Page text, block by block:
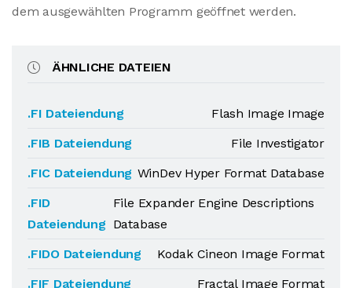
dem ausgewählten Programm geöffnet werden.
ÄHNLICHE DATEIEN
.FI Dateiendung
Flash Image Image
.FIB Dateiendung
File Investigator
.FIC Dateiendung WinDev Hyper Format Database
.FID
Dateiendung
File Expander Engine Descriptions
Database
.FIDO Dateiendung
Kodak Cineon Image Format
.FIF Dateiendung
Fractal Image Format